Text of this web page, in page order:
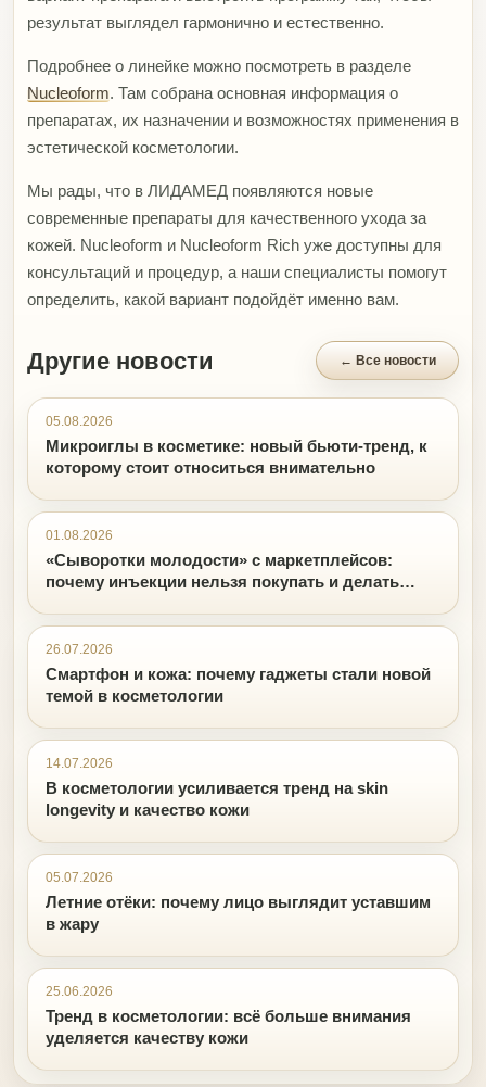
результат выглядел гармонично и естественно.
Подробнее о линейке можно посмотреть в разделе
Nucleoform. Там собрана основная информация о
препаратах, их назначении и возможностях применения в
эстетической косметологии.
Мы рады, что в ЛИДАМЕД появляются новые
современные препараты для качественного ухода за
кожей. Nucleoform и Nucleoform Rich уже доступны для
консультаций и процедур, а наши специалисты помогут
определить, какой вариант подойдёт именно вам.
Другие новости ← Все новости
05.08.2026
Микроиглы в косметике: новый бьюти-тренд, к
которому стоит относиться внимательно
01.08.2026
«Сыворотки молодости» с маркетплейсов:
почему инъекции нельзя покупать и делать
26.07.2026
Смартфон и кожа: почему гаджеты стали новой
темой в косметологии
14.07.2026
В косметологии усиливается тренд на skin
longevity и качество кожи
05.07.2026
Летние отёки: почему лицо выглядит уставшим
в жару
25.06.2026
Тренд в косметологии: всё больше внимания
уделяется качеству кожи